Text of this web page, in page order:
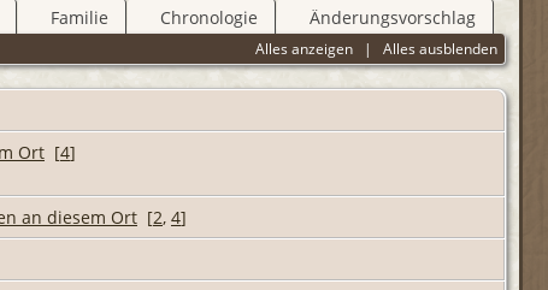
Familie Chronologie Änderungsvorschlag
Alles anzeigen | Alles ausblenden
[4]
[2, 4]